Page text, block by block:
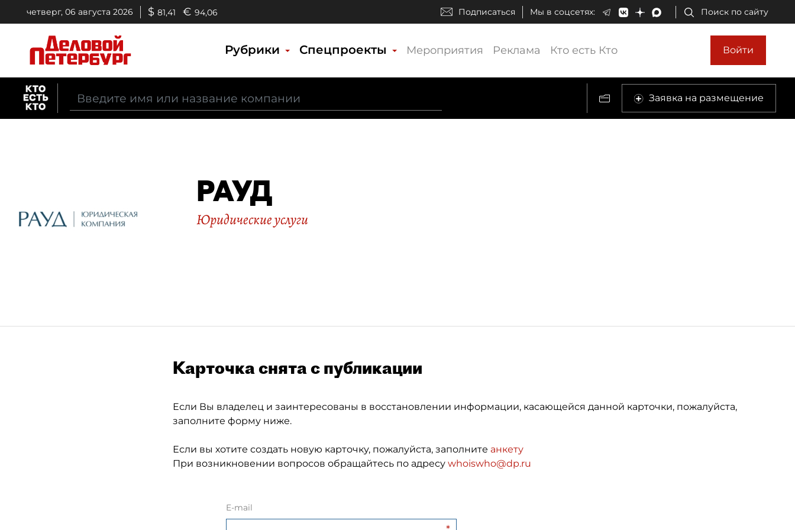
четверг, 06 августа 2026 $ 81,41 € 94,06 Подписаться Мы в соцсетях: Поиск по сайту
Рубрики Спецпроекты Мероприятия Реклама Кто есть Кто Войти
Заявка на размещение
РАУД
Юридические услуги
Карточка снята с публикации
Если Вы владелец и заинтересованы в восстановлении информации, касающейся данной карточки, пожалуйста,
заполните форму ниже.
Если вы хотите создать новую карточку, пожалуйста, заполните анкету
При возникновении вопросов обращайтесь по адресу whoiswho@dp.ru
E-mail